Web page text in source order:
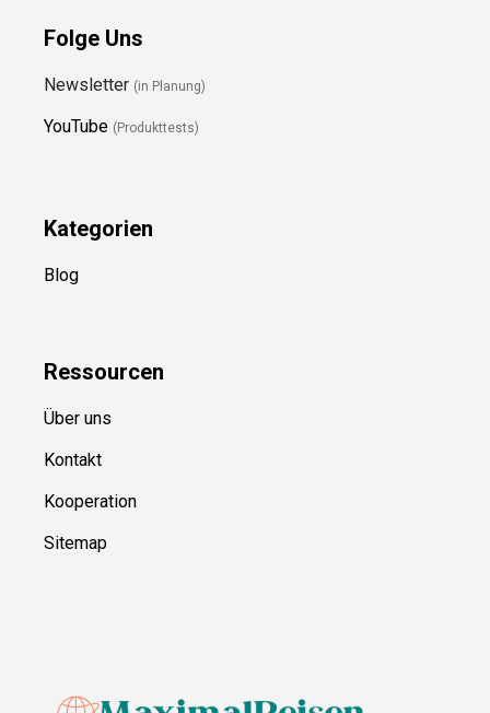
Folge Uns
Newsletter (in Planung)
YouTube (Produkttests)
Kategorien
Blog
Ressourcen
Über uns
Kontakt
Kooperation
Sitemap